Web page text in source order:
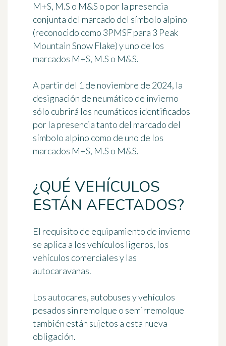
M+S, M.S o M&S o por la presencia
conjunta del marcado del símbolo alpino
(reconocido como 3PMSF para 3 Peak
Mountain Snow Flake) y uno de los
marcados M+S, M.S o M&S.
A partir del 1 de noviembre de 2024, la
designación de neumático de invierno
sólo cubrirá los neumáticos identificados
por la presencia tanto del marcado del
símbolo alpino como de uno de los
marcados M+S, M.S o M&S.
¿QUÉ VEHÍCULOS
ESTÁN AFECTADOS?
El requisito de equipamiento de invierno
se aplica a los vehículos ligeros, los
vehículos comerciales y las
autocaravanas.
Los autocares, autobuses y vehículos
pesados sin remolque o semirremolque
también están sujetos a esta nueva
obligación.